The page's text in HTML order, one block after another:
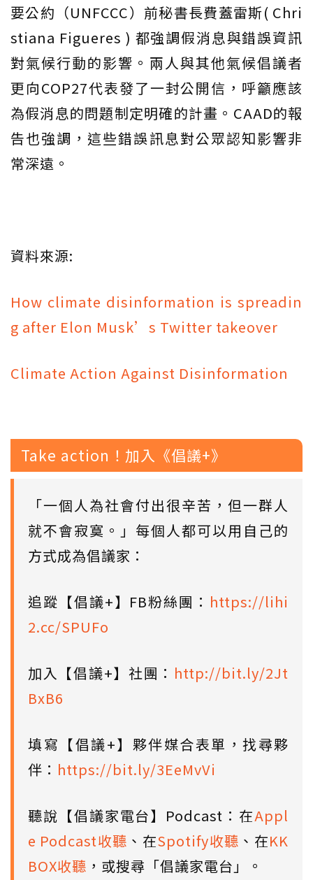
要公約（UNFCCC）前秘書長費蓋雷斯( Chri
stiana Figueres ) 都強調假消息與錯誤資訊
對氣候行動的影響。兩人與其他氣候倡議者
更向COP27代表發了一封公開信，呼籲應該
為假消息的問題制定明確的計畫。CAAD的報
告也強調，這些錯誤訊息對公眾認知影響非
常深遠。
資料來源:
How climate disinformation is spreadin
g after Elon Musk’s Twitter takeover
Climate Action Against Disinformation
Take action！加入《倡議+》
「一個人為社會付出很辛苦，但一群人
就不會寂寞。」每個人都可以用自己的
方式成為倡議家：
追蹤【倡議+】FB粉絲團： https://lihi
2.cc/SPUFo
加入【倡議+】社團： http://bit.ly/2Jt
BxB6
填寫【倡議+】夥伴媒合表單，找尋夥
伴： https://bit.ly/3EeMvVi
聽說【倡議家電台】Podcast：在Appl
e Podcast收聽 、在Spotify收聽 、在KK
BOX收聽 ，或搜尋「倡議家電台」。